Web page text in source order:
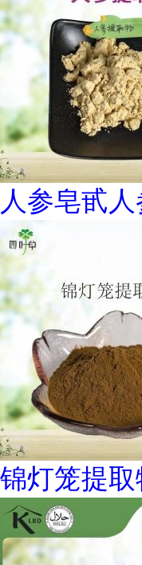
人参皂甙
锦灯笼提取